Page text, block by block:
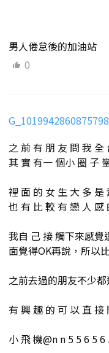
男人倦怠後的加油站
0
之 前 有 朋 友 問 我 全
其 實 有一 個小 圈 子
裡 面 的 女 生 大 多 是
也 有 比 較 有 戀 人 感
我自 己 接 觸下來感
面覺得OK再說，所以
之前去過的朋友不少都
有 興 趣 的 可 以 直 接
小 飛 機@n n 5 5 6 5 6